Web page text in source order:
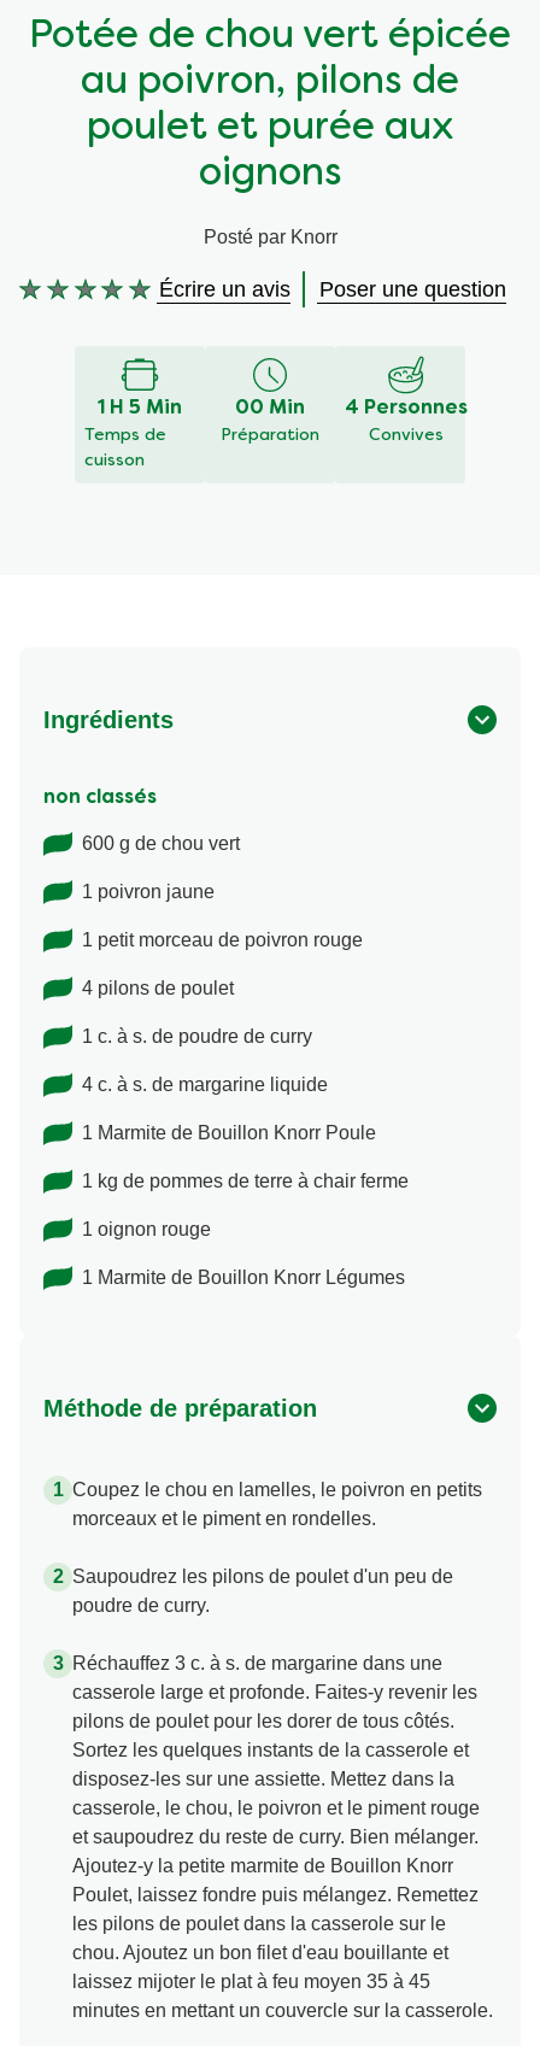
Végétarien
Ingrédients
Wraps aux légumes
Aides culinaires
Wraps aux légumes
Potée de chou vert épicée
au poivron, pilons de
poulet et purée aux
oignons
Posté par Knorr
Aucune
Écrire un avis Poser une question
1 H 5 Min
Temps de
cuisson
00 Min
Préparation
4 Personnes
Convives
Ingrédients
non classés
600 g de chou vert
1 poivron jaune
1 petit morceau de poivron rouge
4 pilons de poulet
1 c. à s. de poudre de curry
4 c. à s. de margarine liquide
1 Marmite de Bouillon Knorr Poule
1 kg de pommes de terre à chair ferme
1 oignon rouge
1 Marmite de Bouillon Knorr Légumes
Méthode de préparation
Coupez le chou en lamelles, le poivron en petits
morceaux et le piment en rondelles.
Saupoudrez les pilons de poulet d'un peu de
poudre de curry.
Réchauffez 3 c. à s. de margarine dans une
casserole large et profonde. Faites-y revenir les
pilons de poulet pour les dorer de tous côtés.
Sortez les quelques instants de la casserole et
disposez-les sur une assiette. Mettez dans la
casserole, le chou, le poivron et le piment rouge
et saupoudrez du reste de curry. Bien mélanger.
Ajoutez-y la petite marmite de Bouillon Knorr
Poulet, laissez fondre puis mélangez. Remettez
les pilons de poulet dans la casserole sur le
chou. Ajoutez un bon filet d'eau bouillante et
laissez mijoter le plat à feu moyen 35 à 45
minutes en mettant un couvercle sur la casserole.